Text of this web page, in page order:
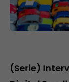
(Serie)